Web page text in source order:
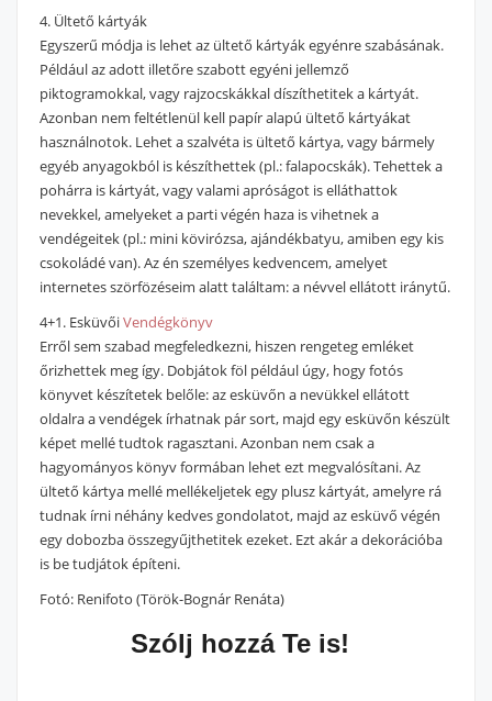
4. Ültető kártyák
Egyszerű módja is lehet az ültető kártyák egyénre szabásának.
Például az adott illetőre szabott egyéni jellemző
piktogramokkal, vagy rajzocskákkal díszíthetitek a kártyát.
Azonban nem feltétlenül kell papír alapú ültető kártyákat
használnotok. Lehet a szalvéta is ültető kártya, vagy bármely
egyéb anyagokból is készíthettek (pl.: falapocskák). Tehettek a
pohárra is kártyát, vagy valami apróságot is elláthattok
nevekkel, amelyeket a parti végén haza is vihetnek a
vendégeitek (pl.: mini kövirózsa, ajándékbatyu, amiben egy kis
csokoládé van). Az én személyes kedvencem, amelyet
internetes szörfözéseim alatt találtam: a névvel ellátott iránytű.
4+1. EsküvőiVendégkönyv
Erről sem szabad megfeledkezni, hiszen rengeteg emléket
őrizhettek meg így. Dobjátok föl például úgy, hogy fotós
könyvet készítetek belőle: az esküvőn a nevükkel ellátott
oldalra a vendégek írhatnak pár sort, majd egy esküvőn készült
képet mellé tudtok ragasztani. Azonban nem csak a
hagyományos könyv formában lehet ezt megvalósítani. Az
ültető kártya mellé mellékeljetek egy plusz kártyát, amelyre rá
tudnak írni néhány kedves gondolatot, majd az esküvő végén
egy dobozba összegyűjthetitek ezeket. Ezt akár a dekorációba
is be tudjátok építeni.
Fotó: Renifoto (Török-Bognár Renáta)
Szólj hozzá Te is!